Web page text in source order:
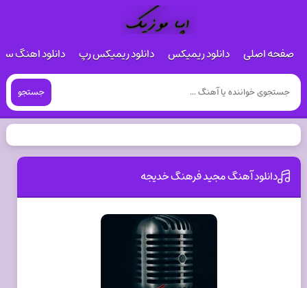
صفحه اصلی دانلود ریمیکس دانلود ریمیکس رپ دانلود اهنگ
جستجو
دانلود آهنگ مجید فرهنگ خدیجه